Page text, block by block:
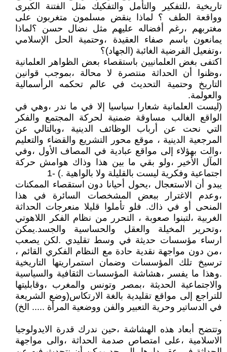
تاريخية ،للتفكير والتأمل والتفكيك مثل الفتنة الكبرى
وواقعة الطف ؟ لماذا ينقض مسلمون متغربون على
مغتربهم ،رغم أفضاله عليهم مثل نضال حسن ؟لماذا
يمانعون باسم صفاء العقيدة ،وحتمية الحل الإسلامي
،وتفعيل الفرضية الغائبة (الجهاد)؟
اكتفى بغض العلمانيين باستقصاء بعض الظواهر العلمانية
،وظنوا أن الحداثة منتصرة لا محالة ،بموجب قوانين
التاريخ وحتمية التحديث في عالم تحكمه الرأسمالية
والعولمة.
(ليست العلمانية شعارا سياسيا إلا في ما ندر ،وهي في
الواقع الغالب مساوقة ضمنية لحركة المجتمع والفكر
التي نحت عن أرباب الوظائف الدينية ،وبالتالي عن
المرجعية الدينية ، موقع محور التشريع والقضاء والتعليم
،والت بهؤلاء إلى مواقع عبادية في المصاف الأول ،وفي
المآل الأخير ،ولو بقي ما بين هذا وذاك هوامش حركة
اجتماعية وفكرية ليست بالقليلة ولا بالواهية .) -1
يبدو أن الاستعجال ،يحول أحيانا دون استقصاء الممكنات
،وعدم الاغترار ببعض المشخصات السائرة في هذا
المنحى أو في ذاك. فلو تأملوا قليلا منعرجات الحداثة
الغربية ،لتبنوا صعوبة ، التحرر من نظام الفكر اللاهوتي
،وتحرير المخيلة والعقل والحساسية والجسد.يمكن
ارساء مؤسسات حديثة في وسط تقليدي .لكن يصعب
،من دون مواجهة نقدية حادة مع النظام الفكري القائم ،
ترسيخ تلك المؤسسات وضمان استمراريتها التاريخية
.وهذا ما يفسر ،هشاشة المؤسسات الثقافية والسياسية
والاجتماعية الحديثة ،بمصر وتونس والمغرب ،وقابليتها
للتراجع إلى مواقع تقليدية بالغة الارتكاس(وضع الشريعة
في الدساتير وحرية التعبير والفن ووضعية المرأة ..... الخ)
.
وتتضح أبعاد هذه الهشاشة ،حين ندرك قدرة الايدولوجيا
الاسلامية ،على امتصاص صدمة الحداثة ،والى مواجهة